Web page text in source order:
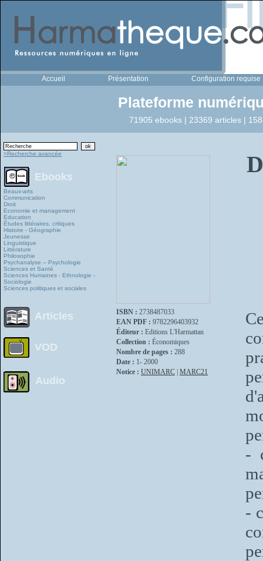
Accueil Présentation Configuration requise
Plateforme
71905 ebooks | 23369 articles |
>Recherche avancée
Ebooks
Beaux-arts
Communication
Droit
Economie et management
Education
Études littéraires, critiques
Histoire - Géographie
Jeunesse
Linguistique
Littérature
Philosophie
Psychanalyse – Psychologie
Sciences et Santé
Sciences Humaines - Ethnologie -
Sociologie
Sciences politiques et sociales
Articles
VOD
Audio
ISBN : 2738487033
EAN PDF : 9782296403932
Éditeur : Editions L'Harmattan
Collection : Économiques
Nombre de pages : 288
Date : 1- 2000
Notice : UNIMARC MARC21
-
-